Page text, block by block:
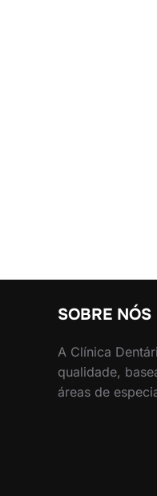
SOBRE NÓS
A Clínica
qualidade,
áreas de